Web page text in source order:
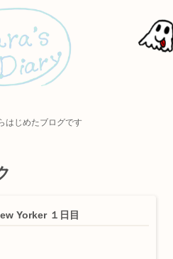
はじめたブログです
Yorker ￼￼￼１日目￼